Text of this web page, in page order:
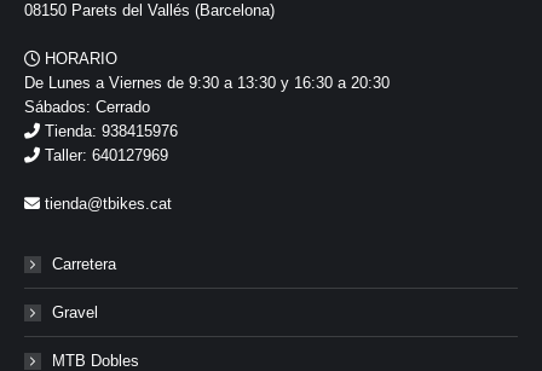
08150 Parets del Vallés (Barcelona)
HORARIO
De Lunes a Viernes de 9:30 a 13:30 y 16:30 a 20:30
Sábados: Cerrado
Tienda: 938415976
Taller: 640127969
tienda@tbikes.cat
Carretera
Gravel
MTB Dobles